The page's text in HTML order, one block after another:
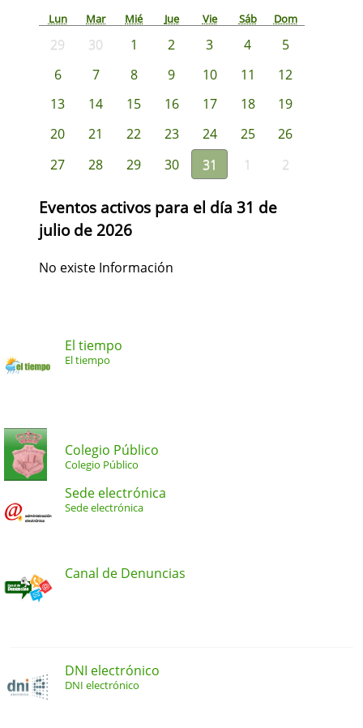
Lun Mar Mié Jue Vie Sáb Dom
29 30 1 2 3 4
5
6
7 8 9 10 11
12
13
14 15 16 17 18
19
20
21 22 23 24 25
26
27
28 29 30 31 1 2
Eventos activos para el día 31 de
julio de 2026
No existe Información
El tiempo
El tiempo
Colegio Público
Colegio Público
Sede electrónica
Sede electrónica
Canal de Denuncias
DNI electrónico
DNI electrónico